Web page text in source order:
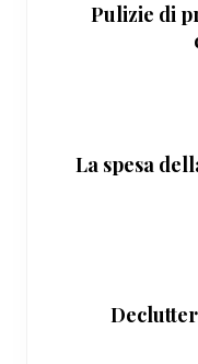
Pulizie di
La spesa